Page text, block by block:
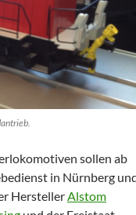
sollen ab
in Nürnberg
HerstellerAlstom